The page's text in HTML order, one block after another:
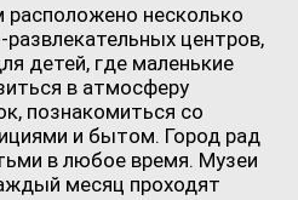
расположено несколько
развлекательных центров,
детей, где маленькие
в атмосферу
познакомиться со
и бытом. Город рад
в любое время. Музеи
месяц проходят